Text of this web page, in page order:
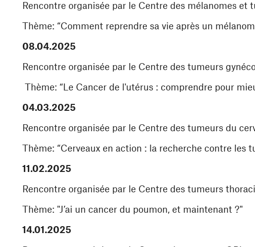
Rencontre organisée par le Centre des mélanomes et
Thème: “Comment reprendre sa vie après un
08.04.2025
Rencontre organisée par le Centre des tumeurs
Thème: “Le Cancer de l'utérus : comprendre pour
04.03.2025
Rencontre organisée par le Centre des tumeurs du
Thème: “Cerveaux en action : la recherche contre les
11.02.2025
Rencontre organisée par le Centre des tumeurs
Thème: "J’ai un cancer du poumon, et maintenant ?"
14.01.2025